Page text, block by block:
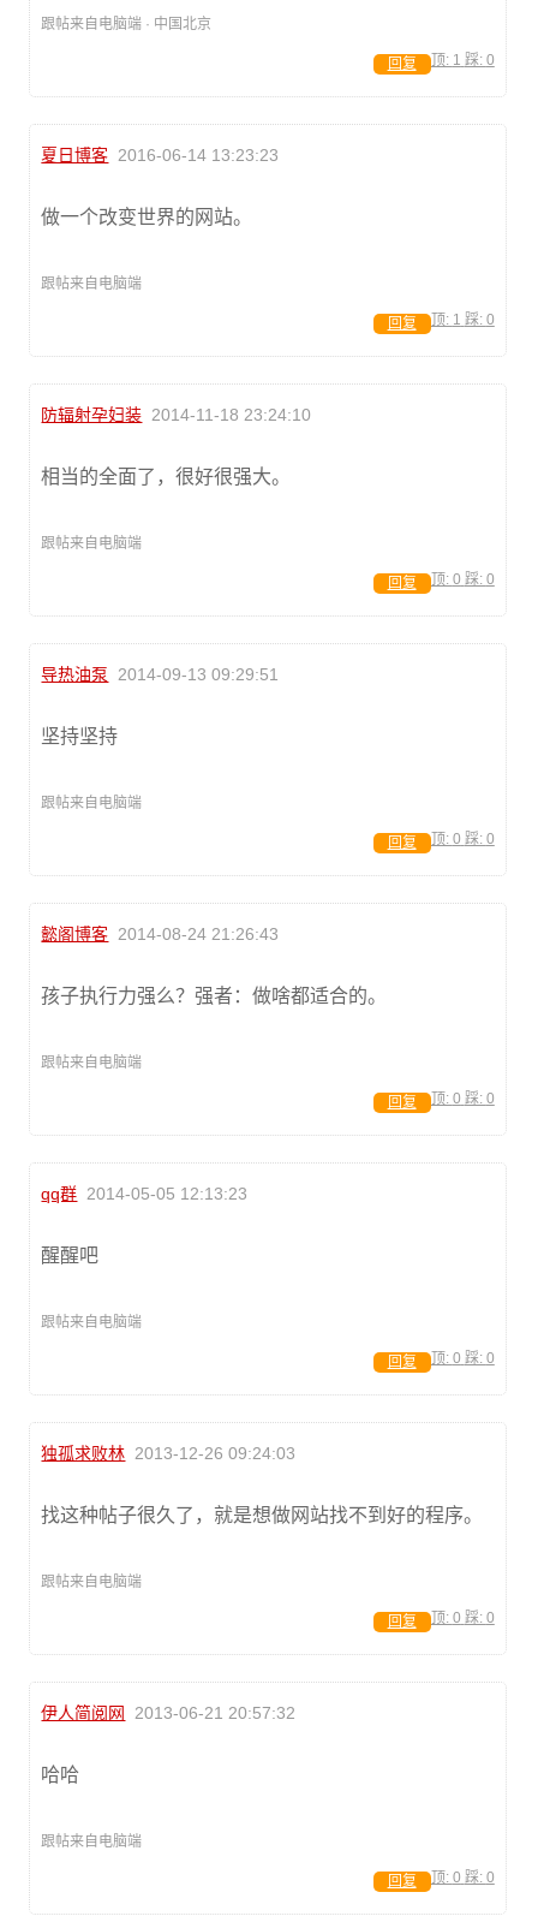
跟帖来自电脑端 · 中国北京
顶: 1 踩: 0
回复
夏日博客 2016-06-14 13:23:23
做一个改变世界的网站。
跟帖来自电脑端
顶: 1 踩: 0
回复
防辐射孕妇装 2014-11-18 23:24:10
相当的全面了，很好很强大。
跟帖来自电脑端
顶: 0 踩: 0
回复
导热油泵 2014-09-13 09:29:51
坚持坚持
跟帖来自电脑端
顶: 0 踩: 0
回复
懿阁博客 2014-08-24 21:26:43
孩子执行力强么？强者：做啥都适合的。
跟帖来自电脑端
顶: 0 踩: 0
回复
qq群 2014-05-05 12:13:23
醒醒吧
跟帖来自电脑端
顶: 0 踩: 0
回复
独孤求败林 2013-12-26 09:24:03
找这种帖子很久了，就是想做网站找不到好的程序。
跟帖来自电脑端
顶: 0 踩: 0
回复
伊人简阅网 2013-06-21 20:57:32
哈哈
跟帖来自电脑端
顶: 0 踩: 0
回复